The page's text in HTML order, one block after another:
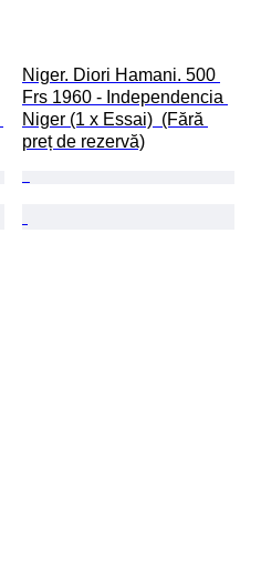
Niger. Diori Hamani. 500
Frs 1960 - Independencia
Niger (1 x Essai)  (Fără
preț de rezervă)